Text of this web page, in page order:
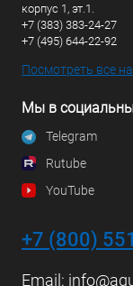
корпус 1, эт.1.
+7 (383) 383-24-27
+7 (495) 644-22-92
Посмотреть все
Мы в
Telegram
Rutube
YouTube
+7 (800)
Email: